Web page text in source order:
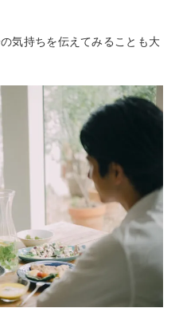
気持ちを伝えてみることも大